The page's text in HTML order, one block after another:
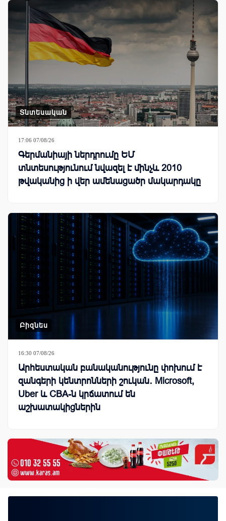
Տնտեսական
17:06 07/08/26
Գերմանիայի ներդրումը ԵՄ
տնտեսությունում նվազել է մինչև 2010
թվականից ի վեր ամենացածր մակարդակը
Բիզնես
16:30 07/08/26
Արհեստական բանականությունը փոխում է
զանգերի կենտրոնների շուկան․ Microsoft,
Uber և CBA-ն կրճատում են
աշխատակիցներին